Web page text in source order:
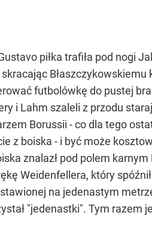
piłka trafiła pod nogi
Błaszczykowskiemu
futbolówkę do pustej
i Lahm szaleli z przodu
Borussii - co dla tego
z boiska - i być może
znalazł pod polem karnym
Weidenfellera, który
na jedenastym
"jedenastki". Tym razem